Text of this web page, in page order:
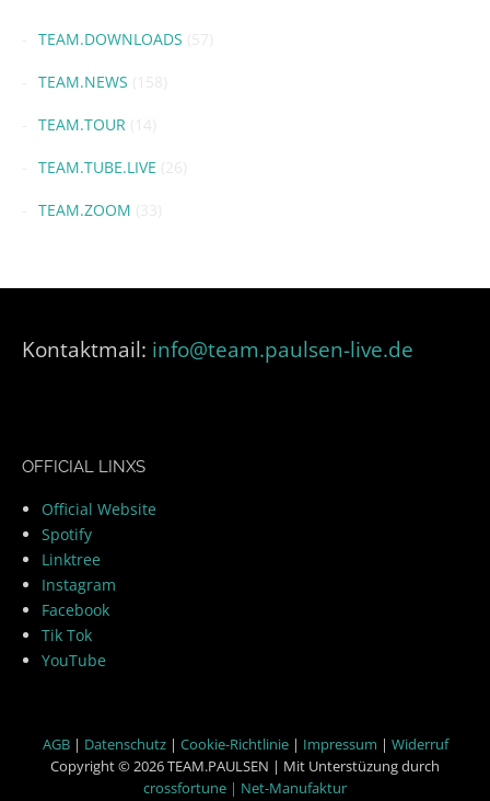
TEAM.DOWNLOADS
TEAM.NEWS
TEAM.TOUR
TEAM.TUBE.LIVE
TEAM.ZOOM
Kontaktmail: info@team.paulsen-live.de
OFFICIAL LINXS
Official Website
Spotify
Linktree
Instagram
Facebook
Tik Tok
YouTube
AGB| Datenschutz| Cookie-Richtlinie| Impressum | Widerruf
Copyright © 2026 TEAM.PAULSEN | Mit Unterstüzung durch
crossfortune | Net-Manufaktur